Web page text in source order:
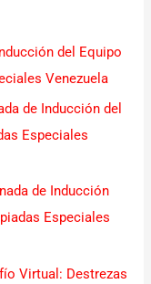
del Equipo
Venezuela
de Inducción del
Especiales
de Inducción
Especiales
Virtual: Destrezas